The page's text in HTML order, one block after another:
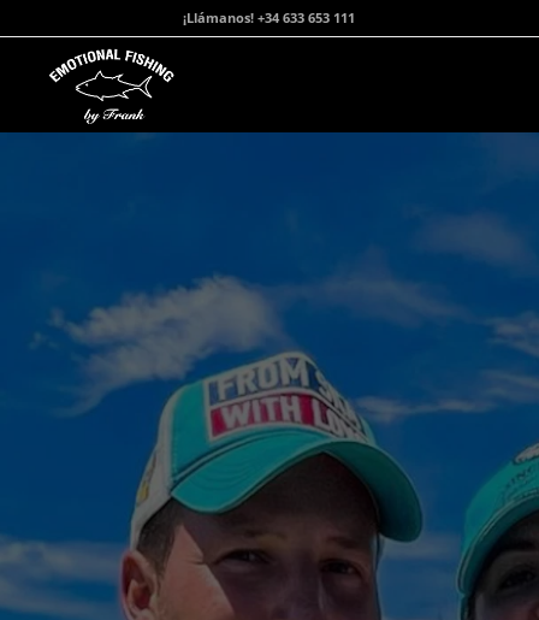
¡Llámanos! +34 633 653 111